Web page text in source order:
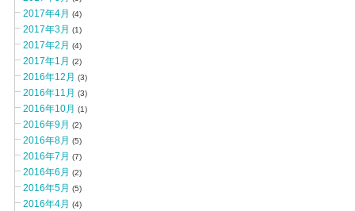
2017年4月 (4)
2017年3月 (1)
2017年2月 (4)
2017年1月 (2)
2016年12月 (3)
2016年11月 (3)
2016年10月 (1)
2016年9月 (2)
2016年8月 (5)
2016年7月 (7)
2016年6月 (2)
2016年5月 (5)
2016年4月 (4)